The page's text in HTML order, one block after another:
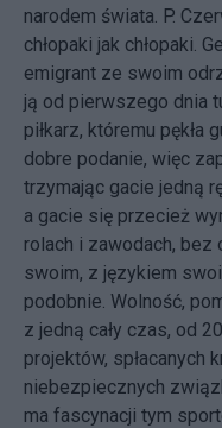
narodem świata. P.
chłopaki jak chłopaki.
emigrant ze swoim
ją od pierwszego dnia
piłkarz, któremu pękła
dobre podanie, więc
trzymając gacie jedną
a gacie się przecież
rolach i zawodach, bez
swoim, z językiem
podobnie. Wolność,
z jedną cały czas, od
projektów, spłacanych
niebezpiecznych
ma fascynacji tym